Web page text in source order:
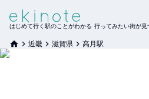
はじめて行く駅のことがわかる 行ってみたい街が見
近畿 滋賀県 高月駅